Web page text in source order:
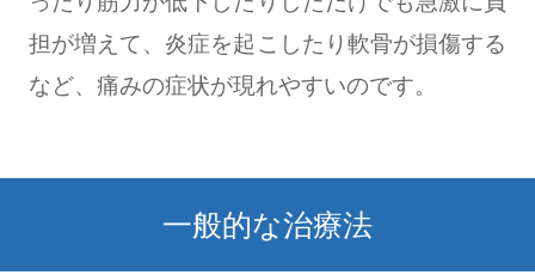
担が増えて、炎症を起こしたり軟骨が損傷する
など、痛みの症状が現れやすいのです。
一般的な治療法